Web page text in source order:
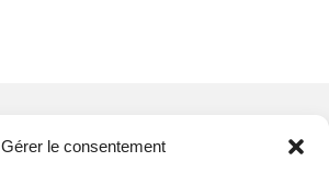
Gérer le consentement
Actualités